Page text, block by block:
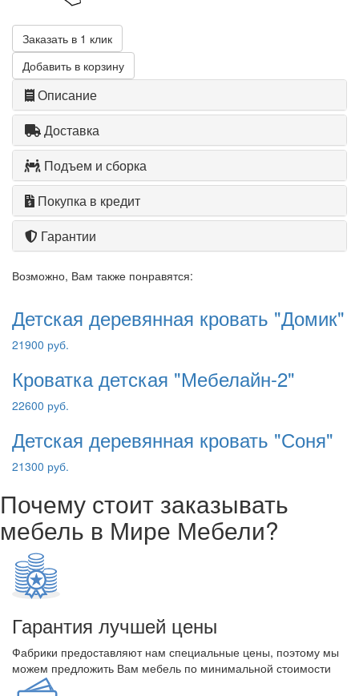
Заказать в 1 клик
Добавить в корзину
Описание
Доставка
Подъем и сборка
Покупка в кредит
Гарантии
Возможно, Вам также понравятся:
Детская деревянная кровать "Домик"
21900 руб.
Кроватка детская "Мебелайн-2"
22600 руб.
Детская деревянная кровать "Соня"
21300 руб.
Почему стоит заказывать
мебель в Мире Мебели?
Гарантия лучшей цены
Фабрики предоставляют нам специальные цены, поэтому мы
можем предложить Вам мебель по минимальной стоимости